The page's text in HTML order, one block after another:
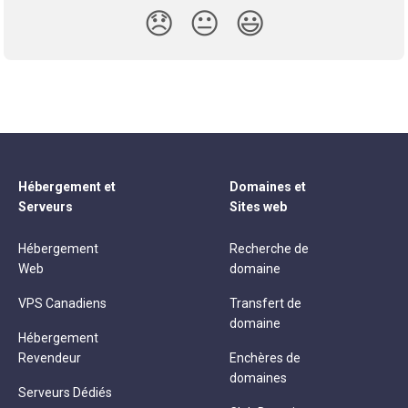
😞 😐 😃
Hébergement et
Serveurs
Hébergement
Web
VPS Canadiens
Hébergement
Revendeur
Serveurs Dédiés
Domaines et
Sites web
Recherche de
domaine
Transfert de
domaine
Enchères de
domaines